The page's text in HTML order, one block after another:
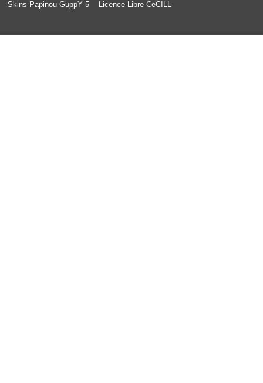
Skins Papinou GuppY 5
Licence Libre CeCILL